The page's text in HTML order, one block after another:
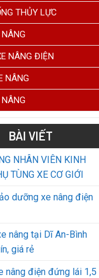
THỦY LỰC
NÂNG ĐIỆN
NÂNG
BÀI VIẾT
NHÂN VIÊN KINH
TÙNG XE CƠ GIỚI
dưỡng xe nâng điện
nâng tại Dĩ An-Bình
giá rẻ
nâng điện đứng lái 1,5